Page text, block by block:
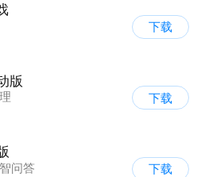
下载
版
下载
问答
下载